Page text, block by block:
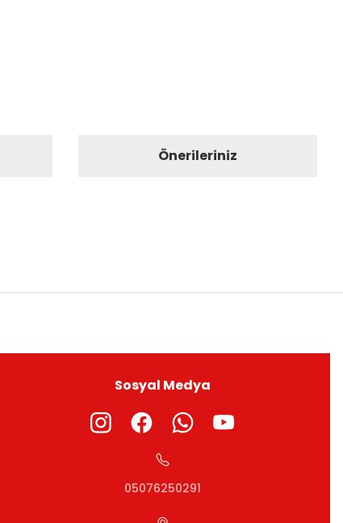
Önerileriniz
Sosyal Medya
05076250291